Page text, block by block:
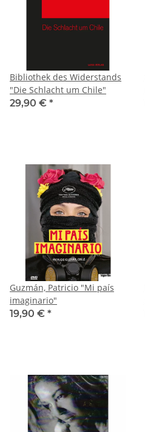
Bibliothek des Widerstands
"Die Schlacht um Chile"
29,90 € *
Guzmán, Patricio "Mi país
imaginario"
19,90 € *